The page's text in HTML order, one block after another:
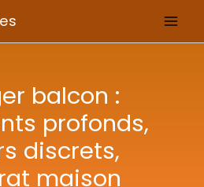
balcon :
profonds,
discrets,
maison